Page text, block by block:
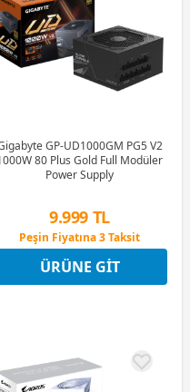
GP-UD1000GM PG5 V2
80 Plus Gold Full Modüler
Power Supply
9.999 TL
Peşin Fiyatına 3 Taksit
12 Ay x 1.176 TL taksitle
Peşin Fiyatına 3 Taksit
ÜRÜNE GIT